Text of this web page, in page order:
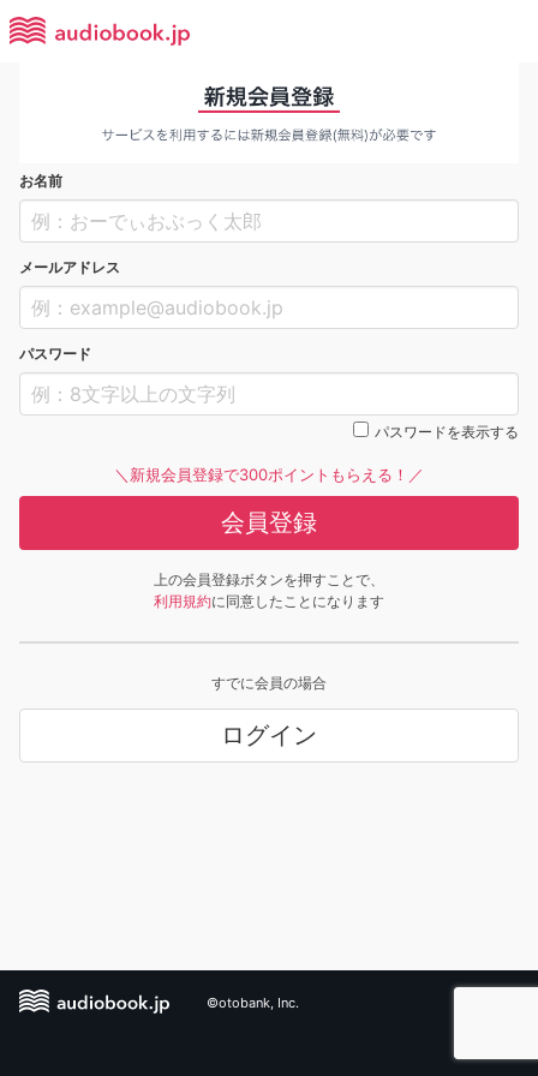
お名前
メールアドレス
パスワード
パスワードを表示する
＼新規会員登録で300ポイントもらえる！／
会員登録
上の会員登録ボタンを押すことで、
利用規約に同意したことになります
すでに会員の場合
ログイン
©otobank, Inc.